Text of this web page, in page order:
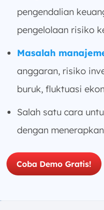
pengendalian
pengelolaan risiko
Masalah
anggaran, risiko
buruk, fluktuasi
Salah satu cara
dengan menerapkan
Coba Demo Gratis!